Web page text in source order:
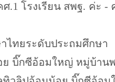
.1 โรงเรียน สพฐ. ค่ะ
ไทยระดับประถมศึกษา
บิ๊กซีอ้อมใหญ่ หมู่บ้าน